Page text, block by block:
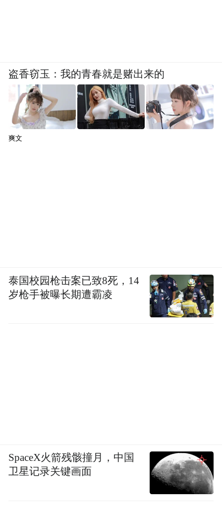
盗香窃玉：我的青春就是赌出来的
爽文
泰国校园枪击案已致8死，14
岁枪手被曝长期遭霸凌
SpaceX火箭残骸撞月，中国
卫星记录关键画面